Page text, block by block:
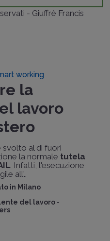
- Giuffrè Francis
working
la
lavoro
svolto al di fuori
la normale tutela
. Infatti, l'esecuzione
all'..
in Milano
del lavoro -